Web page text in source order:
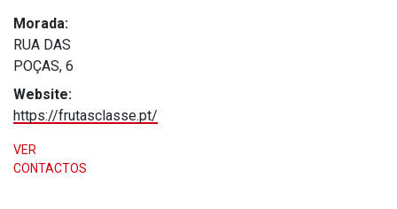
Morada:
RUA DAS
POÇAS, 6
Website:
https://frutasclasse.pt/
VER
CONTACTOS